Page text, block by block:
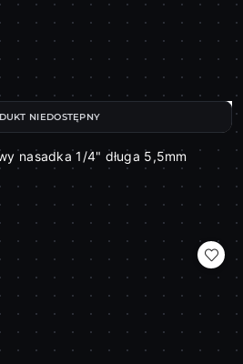
nasadka 1/4" długa 5,5mm
NIEDOSTĘPNY